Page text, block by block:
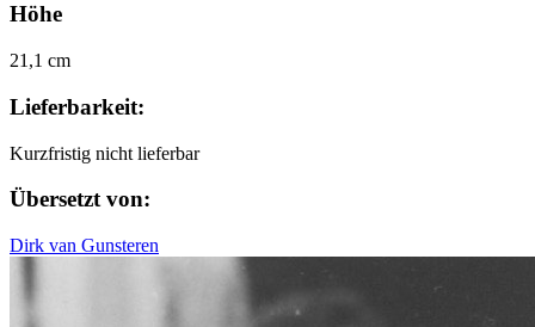
Höhe
21,1 cm
Lieferbarkeit:
Kurzfristig nicht lieferbar
Übersetzt von:
Dirk van Gunsteren